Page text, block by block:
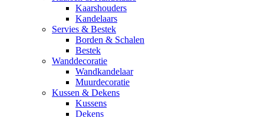
Kaarshouders
Kandelaars
Servies & Bestek
Borden & Schalen
Bestek
Wanddecoratie
Wandkandelaar
Muurdecoratie
Kussen & Dekens
Kussens
Dekens